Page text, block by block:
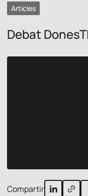
Articles
Debat
Compartir